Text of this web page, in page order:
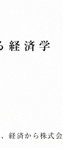
経済学
経済から株式会